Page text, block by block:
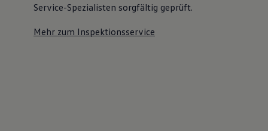
Service-Spezialisten sorgfältig geprüft.
Mehr zum Inspektionsservice